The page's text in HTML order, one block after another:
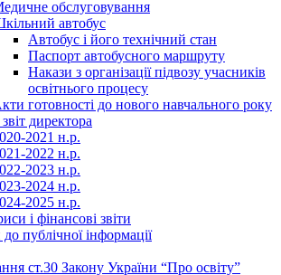
обслуговування
автобус
Автобус і його технічний стан
Паспорт автобусного маршруту
Накази з організації підвозу учасників
освітнього процесу
готовності до нового навчального року
директора
2021 н.р.
2022 н.р.
2023 н.р.
2024 н.р.
2025 н.р.
і фінансові звіти
публічної інформації
ст.30 Закону України “Про освіту”